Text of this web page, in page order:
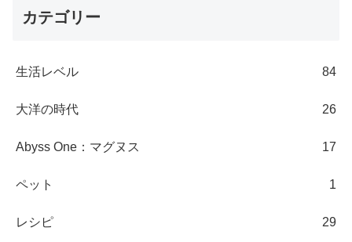
カテゴリー
生活レベル 84
大洋の時代 26
Abyss One：マグヌス 17
ペット 1
レシピ 29